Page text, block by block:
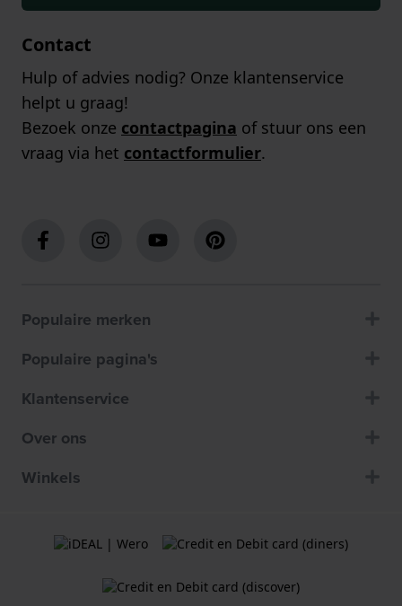
Contact
Hulp of advies nodig? Onze klantenservice
helpt u graag!
Bezoek onze contactpagina of stuur ons een
vraag via het contactformulier.
Populaire merken
Populaire pagina's
Klantenservice
Over ons
Winkels